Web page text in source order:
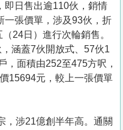
即日售出逾110伙，銷情
一張價單，涉及93伙，折
24日）進行次輪銷售。
涵蓋7伙開放式、57伙1
，面積由252至475方呎，
15694元，較上一張價單
，涉21億創半年高。通關